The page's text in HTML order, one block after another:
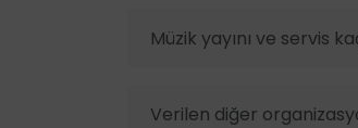
Müzik yayını ve servis
Verilen diğer